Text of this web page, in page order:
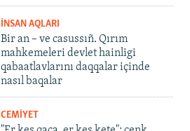
İNSAN AQLARI
Bir an – ve casussıñ. Qırım
mahkemeleri devlet hainligi
qabaatlavlarını daqqalar içinde
nasıl baqalar
CEMİYET